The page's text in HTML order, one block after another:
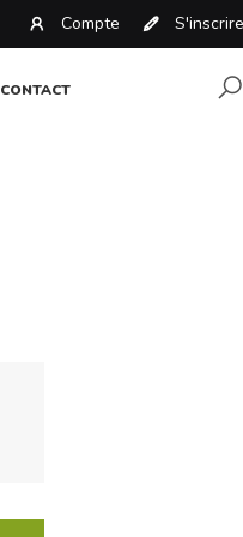
Compte S'inscrire
CONTACT